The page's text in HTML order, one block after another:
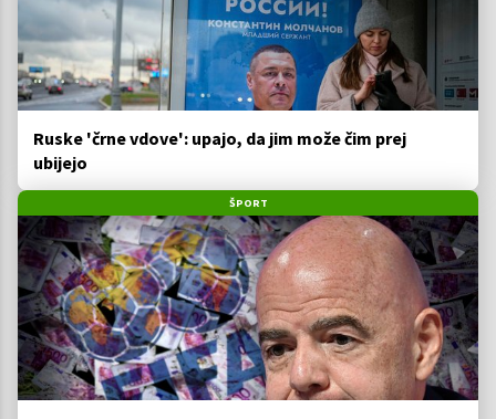
Ruske 'črne vdove': upajo, da jim može čim prej
ubijejo
ŠPORT